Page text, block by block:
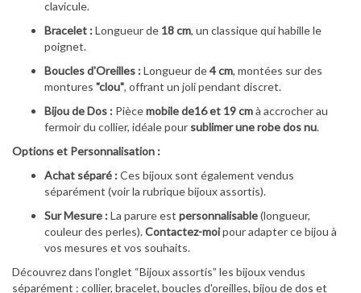
clavicule.
Bracelet :Longueur de 18 cm, un classique qui habille le
poignet.
Boucles d'Oreilles :Longueur de4 cm, montées sur des
montures "clou", offrant un joli pendant discret.
Bijou de Dos : Piècemobile de16 et 19 cmà accrocher au
fermoir du collier, idéale pour sublimer une robe dos nu.
Options et Personnalisation :
Achat séparé :Ces bijoux sont également vendus
séparément (voir la rubrique bijoux assortis).
Sur Mesure :La parure est personnalisable(longueur,
couleur des perles).Contactez-moipour adapter ce bijou à
vos mesures et vos souhaits.
Découvrez dans l’onglet “Bijoux assortis” les bijoux vendus
séparément : collier, bracelet, boucles d'oreilles, bijou de dos et